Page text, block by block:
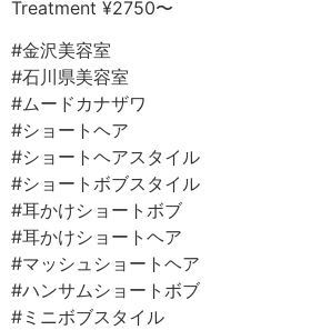
Treatment ¥2750〜
#金沢美容室
#石川県美容室
#ムードカナザワ
#ショートヘア
#ショートヘアスタイル
#ショートボブスタイル
#耳かけショートボブ
#耳かけショートヘア
#マッシュショートヘア
#ハンサムショートボブ
#ミニボブスタイル